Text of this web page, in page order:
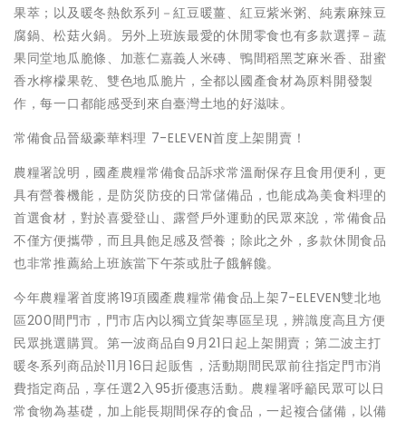
果萃；以及暖冬熱飲系列－紅豆暖薑、紅豆紫米粥、純素麻辣豆
腐鍋、松菇火鍋。另外上班族最愛的休閒零食也有多款選擇－蔬
果同堂地瓜脆條、加薏仁嘉義人米磚、鴨間稻黑芝麻米香、甜蜜
香水檸檬果乾、雙色地瓜脆片，全都以國產食材為原料開發製
作，每一口都能感受到來自臺灣土地的好滋味。
常備食品晉級豪華料理 7-ELEVEN首度上架開賣！
農糧署說明，國產農糧常備食品訴求常溫耐保存且食用便利，更
具有營養機能，是防災防疫的日常儲備品，也能成為美食料理的
首選食材，對於喜愛登山、露營戶外運動的民眾來說，常備食品
不僅方便攜帶，而且具飽足感及營養；除此之外，多款休閒食品
也非常推薦給上班族當下午茶或肚子餓解饞。
今年農糧署首度將19項國產農糧常備食品上架7-ELEVEN雙北地
區200間門市，門市店內以獨立貨架專區呈現，辨識度高且方便
民眾挑選購買。第一波商品自9月21日起上架開賣；第二波主打
暖冬系列商品於11月16日起販售，活動期間民眾前往指定門市消
費指定商品，享任選2入95折優惠活動。農糧署呼籲民眾可以日
常食物為基礎，加上能長期間保存的食品，一起複合儲備，以備